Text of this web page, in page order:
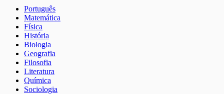
Português
Matemática
Física
História
Biologia
Geografia
Filosofia
Literatura
Química
Sociologia